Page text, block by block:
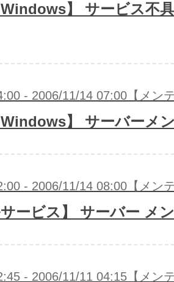
Windows】 サービス不
- 2006/11/14 07:00【メン
Windows】 サーバーメ
- 2006/11/14 08:00【メン
サービス】 サーバー メ
- 2006/11/11 04:15【メン